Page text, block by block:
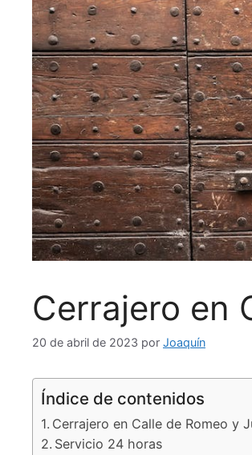
Cerrajero en
20 de abril de 2023 por Joaquín
Índice de contenidos
Cerrajero en Calle de Romeo y
Servicio 24 horas